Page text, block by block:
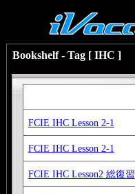
Bookshelf - Tag [ IHC ]
FCIE IHC Lesson 2-1
FCIE IHC Lesson 2-1
FCIE IHC Lesson2 総復習